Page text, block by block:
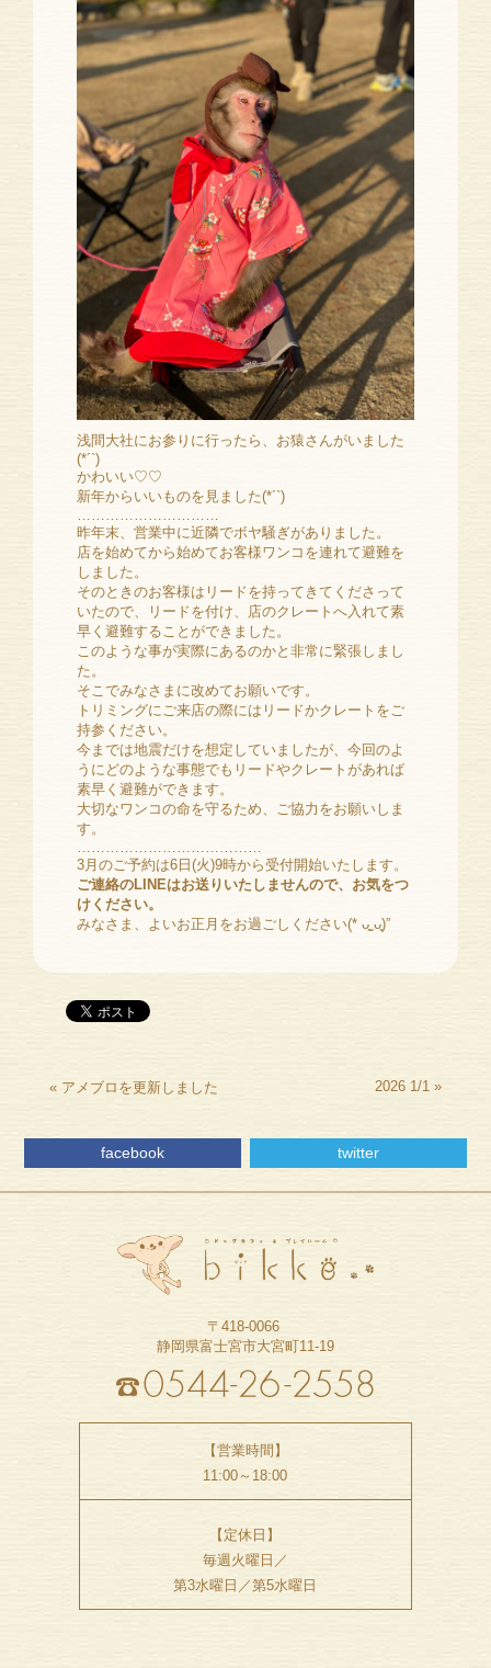
浅間大社にお参りに行ったら、お猿さんがいました
(*´`)
かわいい♡♡
新年からいいものを見ました(*´`)
昨年末、営業中に近隣でボヤ騒ぎがありました。
店を始めてから始めてお客様ワンコを連れて避難を
しました。
そのときのお客様はリードを持ってきてくださって
いたので、リードを付け、店のクレートへ入れて素
早く避難することができました。
このような事が実際にあるのかと非常に緊張しまし
た。
そこでみなさまに改めてお願いです。
トリミングにご来店の際にはリードかクレートをご
持参ください。
今までは地震だけを想定していましたが、今回のよ
うにどのような事態でもリードやクレートがあれば
素早く避難ができます。
大切なワンコの命を守るため、ご協力をお願いしま
す。
3月のご予約は6日(火)9時から受付開始いたします。
ご連絡のLINEはお送りいたしませんので、お気をつ
けください。
みなさま、よいお正月をお過ごしください(* ᴗ͈ˬᴗ͈)”
« アメブロを更新しました 2026 1/1 »
facebook twitter
〒418-0066
静岡県富士宮市大宮町11-19
【営業時間】
11:00～18:00
【定休日】
毎週火曜日／
第3水曜日／第5水曜日